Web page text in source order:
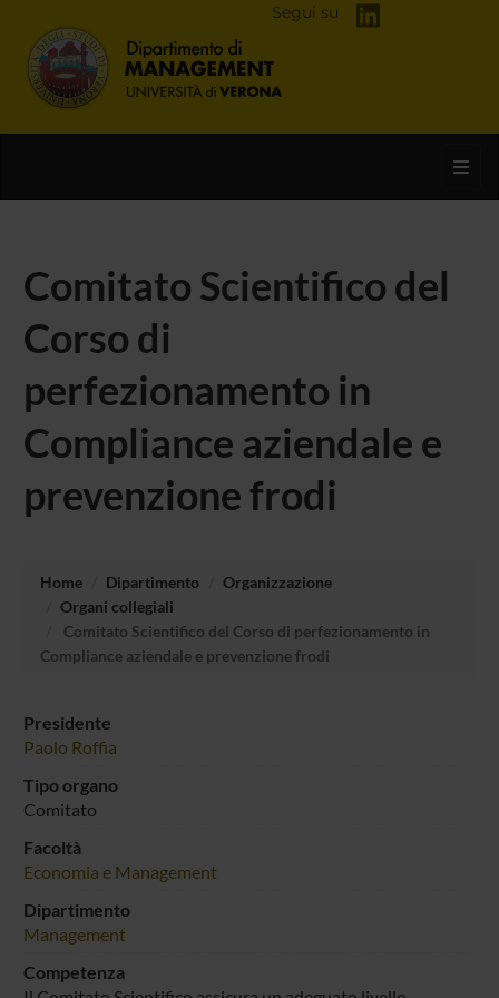
Segui su
Comitato Scientifico del
Corso di
perfezionamento in
Compliance aziendale e
prevenzione frodi
Home Dipartimento
Organizzazione
Organi collegiali
Comitato Scientifico del Corso di perfezionamento in
Compliance aziendale e prevenzione frodi
Presidente
Paolo Roffia
Tipo organo
Comitato
Facoltà
Economia e Management
Dipartimento
Management
Competenza